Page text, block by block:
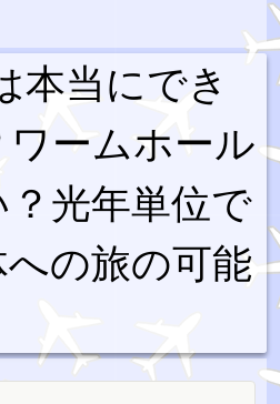
本当にでき
ームホール
光年単位で
の旅の可能